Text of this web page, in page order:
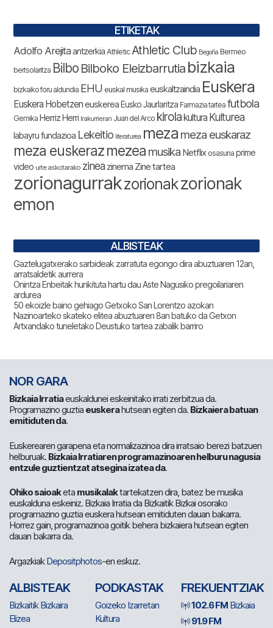
ETIKETAK
Adolfo Arejitaantzerkia Athletic Athletic Club Begoña Bermeo
bertsolaritza Bilbo Bilboko Eleizbarrutia bizkaia
bizkaiko foru aldundia EHU euskal musika euskaltzaindia Euskera
Euskera Hobetzeneuskerea Eusko Jaurlaritza Farmazia tartea futbola
Gernika Herriz Herri Irakurrieran Juan del Arco kirola kultura Kulturea
labayru fundazioa Lekeitio literaturea meza meza euskaraz
meza euskerazmezea musika Netflix osasuna prime
video urte askotarako zinea zinema Zine tartea
zorionagurrakzorionakzorionak
emon
ALBISTEAK
Gaztelugatxerako sarbideak zarratuta egongo dira abuztuaren 12an,
arratsaldetik aurrera
Onintza Enbeitak hunkituta hartu dau Aste Nagusiko pregoilariaren
ardurea
50 ekoizle baino gehiago Getxoko San Lorentzo azokan
Nazinoarteko skateko elitea abuztuaren 8an batuko da Getxon
Artxandako tuneletako Deustuko tartea zabalik barriro
NOR GARA
Bizkaia Irratiaeuskaldunei eskeinitako irrati zerbitzua da.
Programazino guztia euskerahutsean egiten da. Bizkaiera batuan
emitiduten da.
Euskerearen garapena eta normalizazinoa dira irratsaio berezi batzuen
helburuak. Bizkaia Irratiaren programazinoaren helburu nagusia
entzule guztientzat atsegina izatea da.
Ohiko saioaketa musikalaktartekatzen dira, batez be musika
euskalduna eskeiniz. Bizkaia Irratia da Bizkaitik Bizkai osorako
programazino guztia euskera hutsean emitiduten dauan bakarra.
Horrez gain, programazinoa goitik behera bizkaiera hutsean egiten
dauan bakarra da.
ArgazkiakDepositphotos-en eskuz.
ALBISTEAK
Bizkaitik Bizkaira
Elizea
PODKASTAK
Goizeko Izarretan
Kultura
FREKUENTZIAK
102.6 FM Bizkaia
91.9 FM